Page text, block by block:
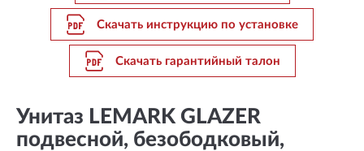
Скачать инструкцию по установке
Скачать гарантийный талон
Унитаз LEMARK GLAZER
подвесной, безободковый,